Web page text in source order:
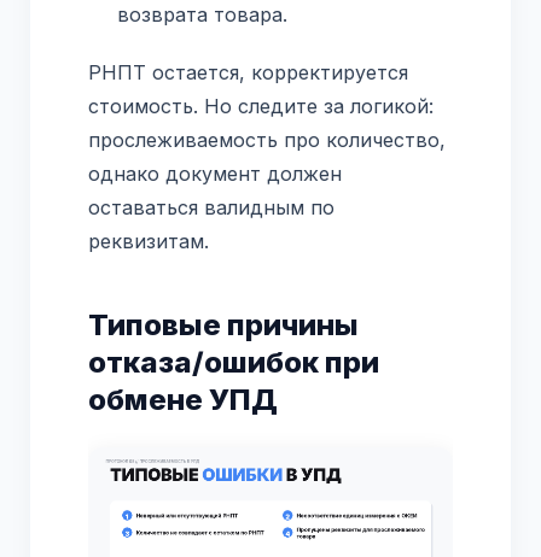
возврата товара.
РНПТ остается, корректируется
стоимость. Но следите за логикой:
прослеживаемость про количество,
однако документ должен
оставаться валидным по
реквизитам.
Типовые причины
отказа/ошибок при
обмене УПД